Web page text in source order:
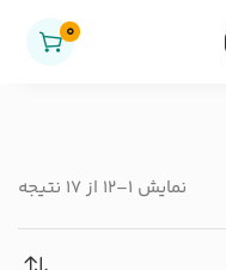
0
نمایش 1–12 از 17 نتیجه